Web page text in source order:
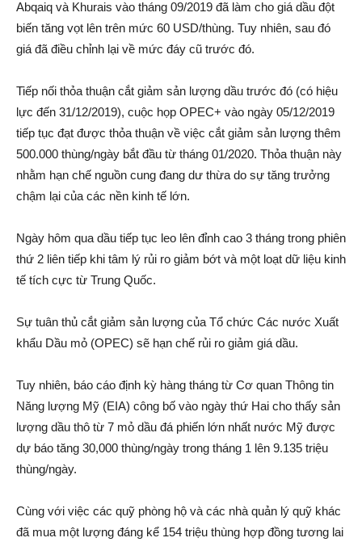
Abqaiq và Khurais vào tháng 09/2019 đã làm cho giá dầu đột
biến tăng vọt lên trên mức 60 USD/thùng. Tuy nhiên, sau đó
giá đã điều chỉnh lại về mức đáy cũ trước đó.
Tiếp nối thỏa thuận cắt giảm sản lượng dầu trước đó (có hiệu
lực đến 31/12/2019), cuộc họp OPEC+ vào ngày 05/12/2019
tiếp tục đạt được thỏa thuận về việc cắt giảm sản lượng thêm
500.000 thùng/ngày bắt đầu từ tháng 01/2020. Thỏa thuận này
nhằm hạn chế nguồn cung đang dư thừa do sự tăng trưởng
chậm lại của các nền kinh tế lớn.
Ngày hôm qua dầu tiếp tục leo lên đỉnh cao 3 tháng trong phiên
thứ 2 liên tiếp khi tâm lý rủi ro giảm bớt và một loạt dữ liệu kinh
tế tích cực từ Trung Quốc.
Sự tuân thủ cắt giảm sản lượng của Tổ chức Các nước Xuất
khẩu Dầu mỏ (OPEC) sẽ hạn chế rủi ro giảm giá dầu.
Tuy nhiên, báo cáo định kỳ hàng tháng từ Cơ quan Thông tin
Năng lượng Mỹ (EIA) công bố vào ngày thứ Hai cho thấy sản
lượng dầu thô từ 7 mỏ dầu đá phiến lớn nhất nước Mỹ được
dự báo tăng 30,000 thùng/ngày trong tháng 1 lên 9.135 triệu
thùng/ngày.
Cùng với việc các quỹ phòng hộ và các nhà quản lý quỹ khác
đã mua một lượng đáng kể 154 triệu thùng hợp đồng tương lai